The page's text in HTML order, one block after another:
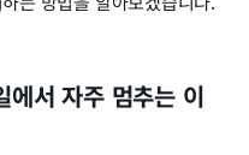
에서 자주 멈추는 이